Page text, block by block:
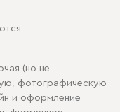
(но не
фотографическую
и оформление